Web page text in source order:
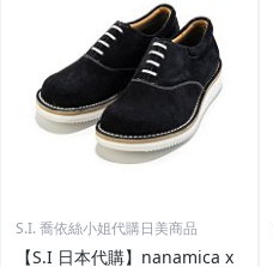
S.I. 喬依絲小姐代購日美商品
【S.I 日本代購】nanamica x